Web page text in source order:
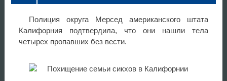
Полиция округа Мерсед американского штата
Калифорния подтвердила, что они нашли тела
четырех пропавших без вести.